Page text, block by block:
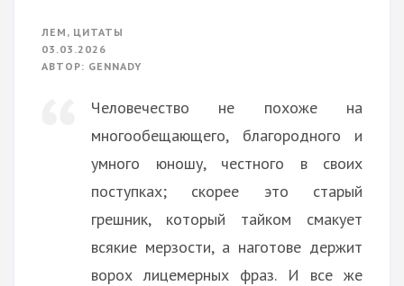
ЛЕМ , ЦИТАТЫ
03.03.2026
АВТОР: GENNADY
Человечество не похоже на
многообещающего, благородного и
умного юношу, честного в своих
поступках; скорее это старый
грешник, который тайком смакует
всякие мерзости, а наготове держит
ворох лицемерных фраз. И все же